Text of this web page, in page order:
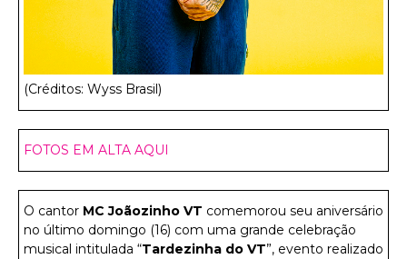
(Créditos: Wyss Brasil)
FOTOS EM ALTA AQUI
O cantor MC Joãozinho VT comemorou seu aniversário
no último domingo (16) com uma grande celebração
musical intitulada “Tardezinha do VT”, evento realizado